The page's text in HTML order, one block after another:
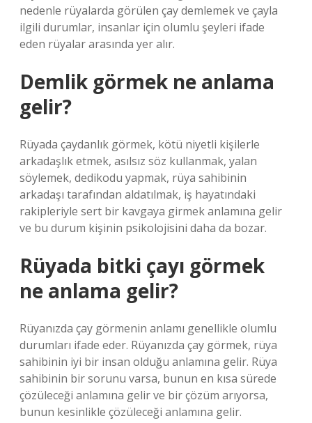
nedenle rüyalarda görülen çay demlemek ve çayla
ilgili durumlar, insanlar için olumlu şeyleri ifade
eden rüyalar arasında yer alır.
Demlik görmek ne anlama
gelir?
Rüyada çaydanlık görmek, kötü niyetli kişilerle
arkadaşlık etmek, asılsız söz kullanmak, yalan
söylemek, dedikodu yapmak, rüya sahibinin
arkadaşı tarafından aldatılmak, iş hayatındaki
rakipleriyle sert bir kavgaya girmek anlamına gelir
ve bu durum kişinin psikolojisini daha da bozar.
Rüyada bitki çayı görmek
ne anlama gelir?
Rüyanızda çay görmenin anlamı genellikle olumlu
durumları ifade eder. Rüyanızda çay görmek, rüya
sahibinin iyi bir insan olduğu anlamına gelir. Rüya
sahibinin bir sorunu varsa, bunun en kısa sürede
çözüleceği anlamına gelir ve bir çözüm arıyorsa,
bunun kesinlikle çözüleceği anlamına gelir.